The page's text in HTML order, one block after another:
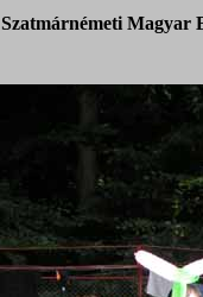
Szatmárnémeti Magyar